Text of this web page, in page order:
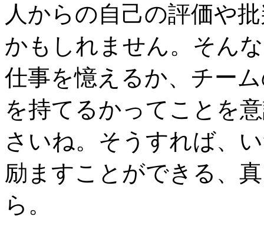
人からの自己の評価や
かもしれません。そん
仕事を憶えるか、チー
を持てるかってことを
さいね。そうすれば、
励ますことができる、
ら。